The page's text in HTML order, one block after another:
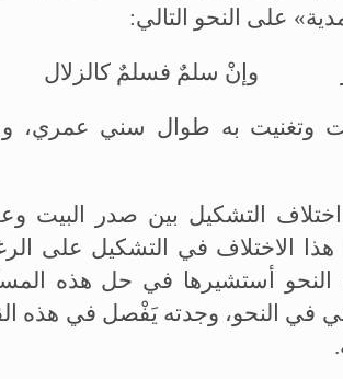
على النحو التالي:
وإنْ سلمٌ فسلمٌ كالزلال
وتغنيت به طوال سني عمري،
التشكيل بين صدر البيت
هذا الاختلاف في التشكيل على
أستشيرها في حل هذه
في النحو، وجدته يَفْصل في